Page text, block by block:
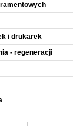
i drukarek
- regeneracji